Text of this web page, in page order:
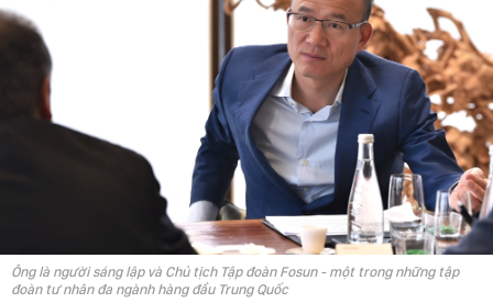
Ông là người sáng lập và Chủ tịch Tập đoàn Fosun - một trong những tập
đoàn tư nhân đa ngành hàng đầu Trung Quốc